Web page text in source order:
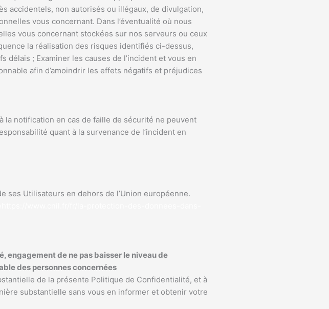
accidentels, non autorisés ou illégaux, de divulgation,
vous concernant. Dans l’éventualité où nous
vous concernant stockées sur nos serveurs ou ceux
la réalisation des risques identifiés ci-dessus,
délais ; Examiner les causes de l’incident et vous en
afin d’amoindrir les effets négatifs et préjudices
la notification en cas de faille de sécurité ne peuvent
quant à la survenance de l’incident en
ses Utilisateurs en dehors de l’Union européenne.
engagement de ne pas baisser le niveau de
des personnes concernées
de la présente Politique de Confidentialité, et à
substantielle sans vous en informer et obtenir votre